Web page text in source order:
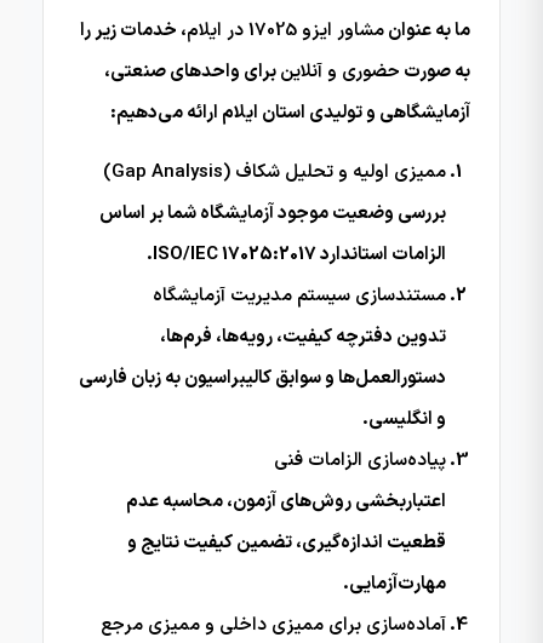
ما به عنوانمشاور ایزو 17025 در ایلام
، خدمات زیر را
به صورت حضوری و آنلاینبرای واحدهای صنعتی،
آزمایشگاهی و تولیدی استان ایلام ارائه می‌دهیم:
ممیزی اولیه و تحلیل شکاف (Gap Analysis)
بررسی وضعیت موجود آزمایشگاه شما بر اساس
الزامات استاندارد ISO/IEC 17025:2017.
مستندسازی سیستم مدیریت آزمایشگاه
تدوین دفترچه کیفیت، رویه‌ها، فرم‌ها،
دستورالعمل‌ها و سوابق کالیبراسیون به زبان فارسی
و انگلیسی.
پیاده‌سازی الزامات فنی
اعتباربخشی روش‌های آزمون، محاسبه عدم
قطعیت اندازه‌گیری، تضمین کیفیت نتایج و
مهارت‌آزمایی.
آماده‌سازی برای ممیزی داخلی و ممیزی مرجع